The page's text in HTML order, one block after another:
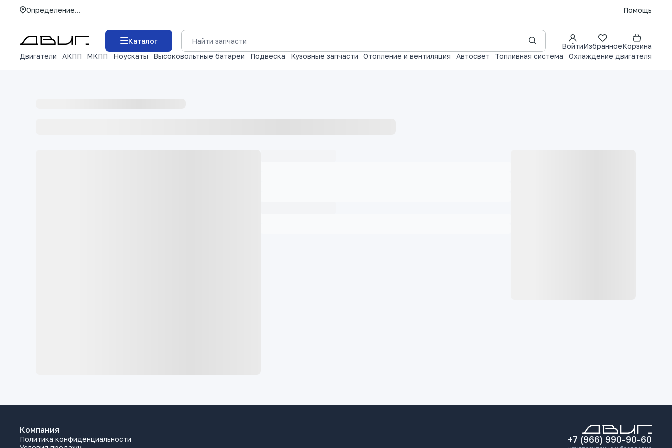
Определение... Помощь
Каталог
ВойтиИзбранноеКорзина
Двигатели
АКПП МКПП Ноускаты Высоковольтные батареи Подвеска Кузовные запчасти Отопление и вентиляция Автосвет Топливная система Охлаждение двигателя
Компания
Политика конфиденциальности
+7 (966) 990-90-60